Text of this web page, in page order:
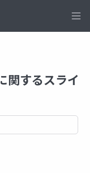
関するスライ